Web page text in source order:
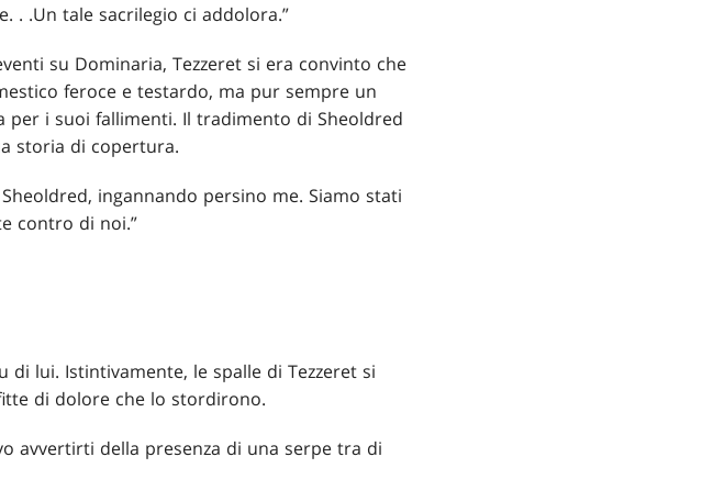
. . .Un tale sacrilegio ci addolora.”
su Dominaria, Tezzeret si era convinto che
feroce e testardo, ma pur sempre un
per i suoi fallimenti. Il tradimento di Sheoldred
storia di copertura.
ingannando persino me. Siamo stati
contro di noi.”
di lui. Istintivamente, le spalle di Tezzeret si
di dolore che lo stordirono.
avvertirti della presenza di una serpe tra di